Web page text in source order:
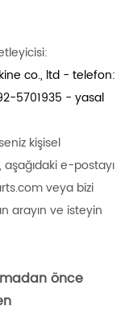
co., ltd - telefon:
5701935 - yasal
kişisel
e-postayı
veya bizi
arayın ve isteyin
önce